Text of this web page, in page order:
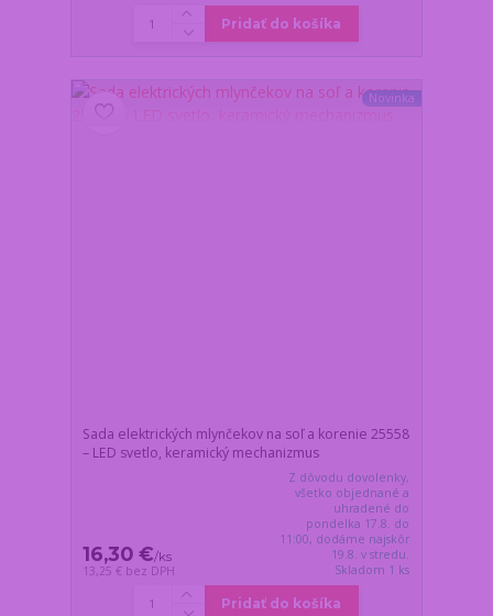
Pridať do košíka
Novinka
Sada elektrických mlynčekov na soľ a korenie 25558
– LED svetlo, keramický mechanizmus
16,30 €/ks
13,25 € bez DPH
Z dôvodu dovolenky,
všetko objednané a
uhradené do
pondelka 17.8. do
11:00, dodáme najskôr
19.8. v stredu.
Skladom 1 ks
Pridať do košíka